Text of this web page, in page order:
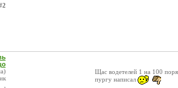
Щас водетелей 1 на 100
пургу написал